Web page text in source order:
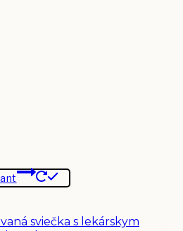
Tento
má
Možnosti
sviečka s lekárskym